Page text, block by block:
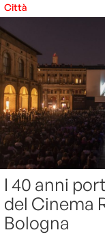
Città
I 40 anni
del Cinema
Bologna